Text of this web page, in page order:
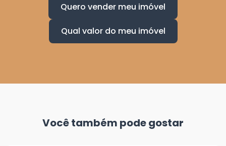
Quero vender meu imóvel
Qual valor do meu imóvel
Você também pode gostar